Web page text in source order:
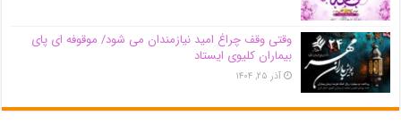
وقتی وقف چراغ امید نیازمندان می شود/ موقوفه ای پای
بیماران کلیوی ایستاد
آذر ۲۵, ۱۴۰۴